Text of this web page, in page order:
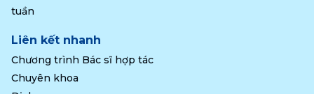
tuần
Liên kết nhanh
Chương trình Bác sĩ hợp tác
Chuyên khoa